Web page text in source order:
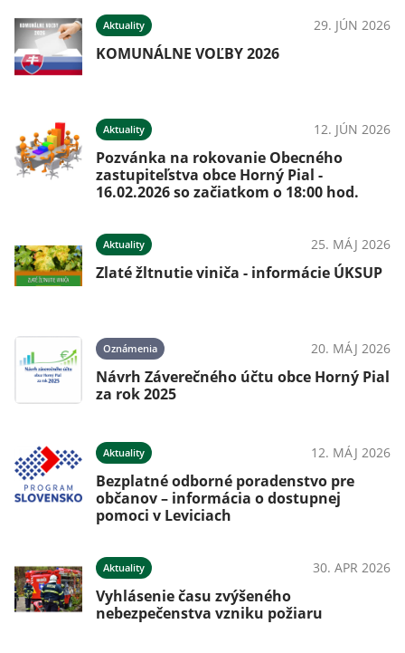
Aktuality 29. JÚN 2026
KOMUNÁLNE VOĽBY 2026
Aktuality 12. JÚN 2026
Pozvánka na rokovanie Obecného
zastupiteľstva obce Horný Pial -
16.02.2026 so začiatkom o 18:00 hod.
Aktuality 25. MÁJ 2026
Zlaté žltnutie viniča - informácie ÚKSUP
Oznámenia 20. MÁJ 2026
Návrh Záverečného účtu obce Horný Pial
za rok 2025
Aktuality 12. MÁJ 2026
Bezplatné odborné poradenstvo pre
občanov – informácia o dostupnej
pomoci v Leviciach
Aktuality 30. APR 2026
Vyhlásenie času zvýšeného
nebezpečenstva vzniku požiaru